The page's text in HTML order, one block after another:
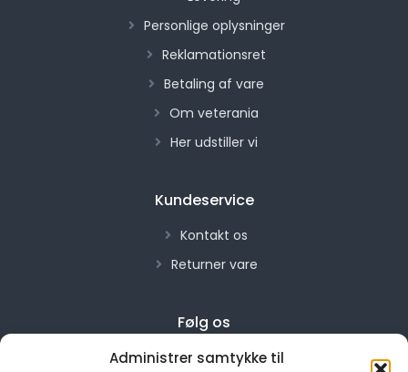
Administrer samtykke til
Personlige oplysninger
Reklamationsret
Betaling af vare
Om veterania
Her udstiller vi
Kundeservice
Kontakt os
Returner vare
Følg os